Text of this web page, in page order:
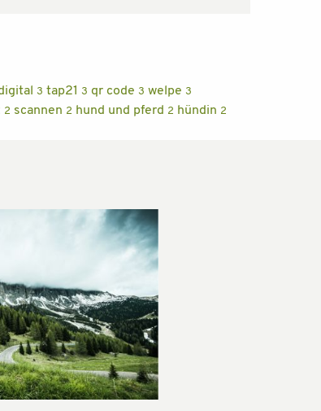
3 tap21 3 qr code 3 welpe 3
2 scannen 2 hund und pferd 2 hündin 2